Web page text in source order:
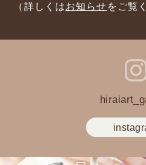
（詳しくはお知らせ をご覧